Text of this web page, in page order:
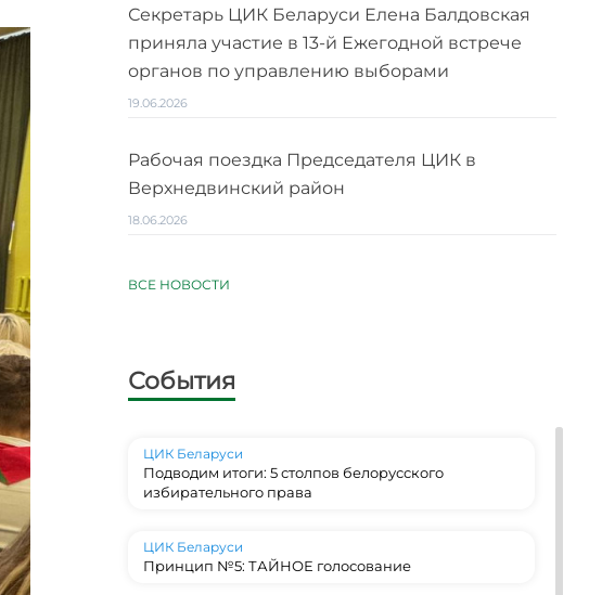
Секретарь ЦИК Беларуси Елена Балдовская
приняла участие в 13-й Ежегодной встрече
органов по управлению выборами
19.06.2026
Рабочая поездка Председателя ЦИК в
Верхнедвинский район
18.06.2026
ВСЕ НОВОСТИ
События
ЦИК Беларуси
Подводим итоги: 5 столпов белорусского
избирательного права
ЦИК Беларуси
Принцип №5: ТАЙНОЕ голосование